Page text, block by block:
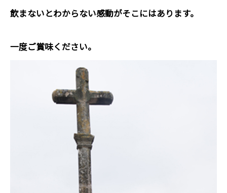
飲まないとわからない感動がそこにはあります。
一度ご賞味ください。